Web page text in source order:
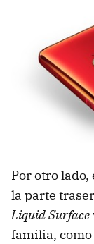
Por otro lado,
la parte
Liquid Surface
familia, como